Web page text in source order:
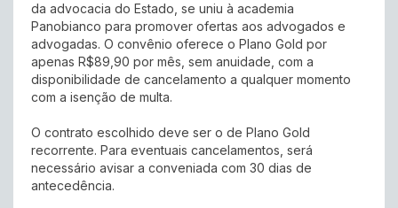
da advocacia do Estado, se uniu à academia
Panobianco para promover ofertas aos advogados e
advogadas. O convênio oferece o Plano Gold por
apenas R$89,90 por mês, sem anuidade, com a
disponibilidade de cancelamento a qualquer momento
com a isenção de multa.
O contrato escolhido deve ser o de Plano Gold
recorrente. Para eventuais cancelamentos, será
necessário avisar a conveniada com 30 dias de
antecedência.